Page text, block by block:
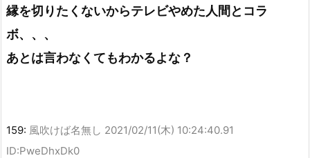
縁を切りたくないからテレビやめた人間とコラ
ボ、、、
あとは言わなくてもわかるよな？
159: 風吹けば名無し 2021/02/11(木) 10:24:40.91
ID:PweDhxDk0